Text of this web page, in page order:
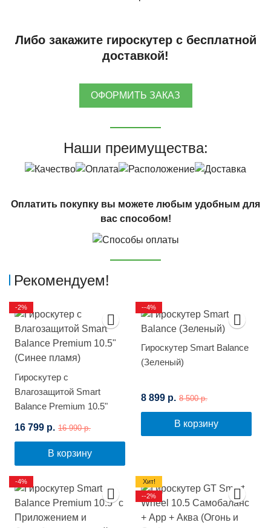
Либо закажите гироскутер с бесплатной
доставкой!
ОФОРМИТЬ ЗАКАЗ
Наши преимущества:
Оплатить покупку вы можете любым удобным для
вас способом!
Рекомендуем!
Гироскутер с
Влагозащитой Smart
Balance Premium 10.5"
16 799 р. 16 990 р.
В корзину
-2%
Гироскутер Smart Balance
(Зеленый)
8 899 р. 8 500 р.
В корзину
--4%
-4%
Хит!
--2%